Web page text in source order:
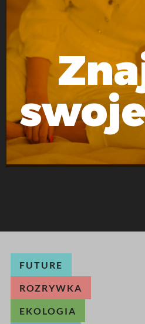
FUTURE
ROZRYWKA
EKOLOGIA